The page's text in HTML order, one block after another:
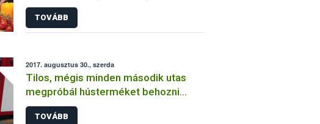
helyszínei, csapatai
TOVÁBB
2017. augusztus 30., szerda
Tilos, mégis minden második utas
megpróbál hústerméket behozni
Ukrajnából
TOVÁBB